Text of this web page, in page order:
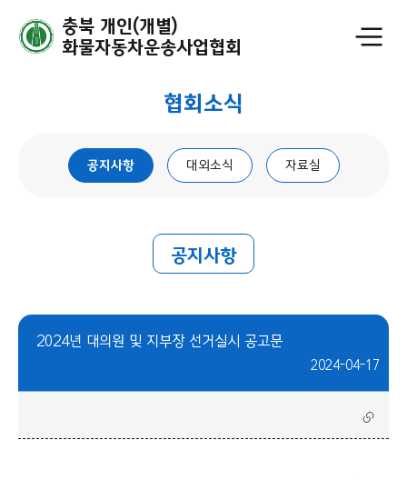
충북 개인(개별)
화물자동차운송사업협회
협회소식
공지사항 대외소식 자료실
공지사항
2024년 대의원 및 지부장 선거실시 공고문
2024-04-17